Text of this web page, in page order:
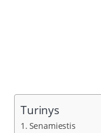
Turinys
Senamiestis